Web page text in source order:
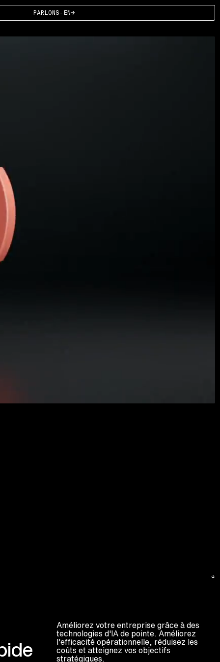
PARLONS-EN
Améliorez votre entreprise grâce à des
technologies d'IA de pointe. Améliorez
l'efficacité opérationnelle, réduisez les
coûts et atteignez vos objectifs
stratégiques.